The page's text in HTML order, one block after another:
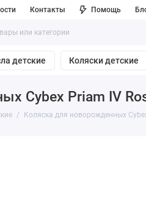
Контакты Помощь
детские Коляски детские
Cybex Priam IV
Коляска для новорожденных